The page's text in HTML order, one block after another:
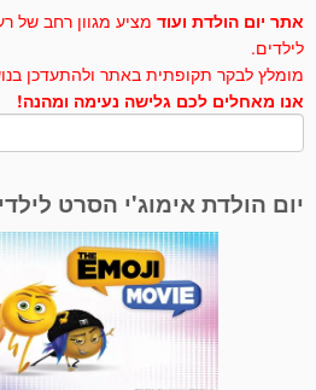
אתר יום הולדת ועוד מציע מגוון רחב של
לילדים.
מומלץ לבקר תקופתית באתר ולהתעדכן
אנו מאחלים לכם גלישה נעימה ומהנה!
יום הולדת אימוג'י הסרט